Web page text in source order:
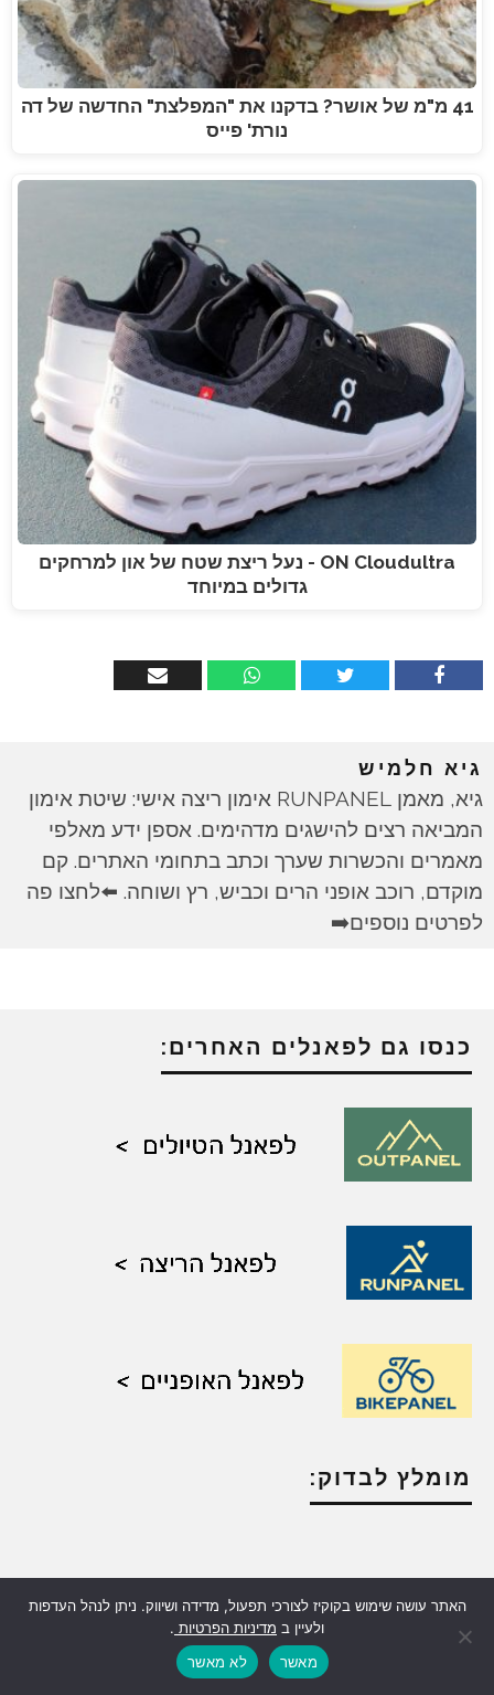
41 מ"מ של אושר? בדקנו את "המפלצת" החדשה של דה
נורת' פייס
ON Cloudultra - נעל ריצת שטח של און למרחקים
גדולים במיוחד
גיא חלמיש
גיא, מאמן RUNPANEL אימון ריצה אישי: שיטת אימון
המביאה רצים להישגים מדהימים. אספן ידע מאלפי
מאמרים והכשרות שערך וכתב בתחומי האתרים. קם
מוקדם, רוכב אופני הרים וכביש, רץ ושוחה. ⬅️לחצו פה
לפרטים נוספים➡️
כנסו גם לפאנלים האחרים:
מומלץ לבדוק:
האתר עושה שימוש בקוקיז לצורכי תפעול, מדידה ושיווק. ניתן לנהל העדפות
ולעיין ב מדיניות הפרטיות .
מאשר
לא מאשר